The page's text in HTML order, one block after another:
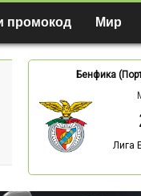
промокод Мир
Бенфика
Лига